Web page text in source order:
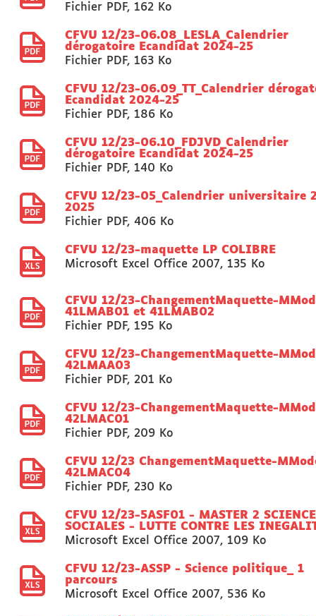
Fichier PDF, 162 Ko
CFVU 12/23-06.08_LESLA_Calendrier
dérogatoire Ecandidat 2024-25
Fichier PDF, 163 Ko
CFVU 12/23-06.09_TT_Calendrier
Ecandidat 2024-25
Fichier PDF, 186 Ko
CFVU 12/23-06.10_FDJVD_Calendrier
dérogatoire Ecandidat 2024-25
Fichier PDF, 140 Ko
CFVU 12/23-05_Calendrier universitaire
2025
Fichier PDF, 406 Ko
CFVU 12/23-maquette LP COLIBRE
Microsoft Excel Office 2007, 135 Ko
CFVU 12/23-ChangementMaquette-
41LMAB01 et 41LMAB02
Fichier PDF, 195 Ko
CFVU 12/23-ChangementMaquette-
42LMAA03
Fichier PDF, 201 Ko
CFVU 12/23-ChangementMaquette-
42LMAC01
Fichier PDF, 209 Ko
CFVU 12/23 ChangementMaquette-
42LMAC04
Fichier PDF, 230 Ko
CFVU 12/23-5ASF01 - MASTER 2
SOCIALES - LUTTE CONTRE LES
Microsoft Excel Office 2007, 109 Ko
CFVU 12/23-ASSP - Science politique_ 1
parcours
Microsoft Excel Office 2007, 536 Ko